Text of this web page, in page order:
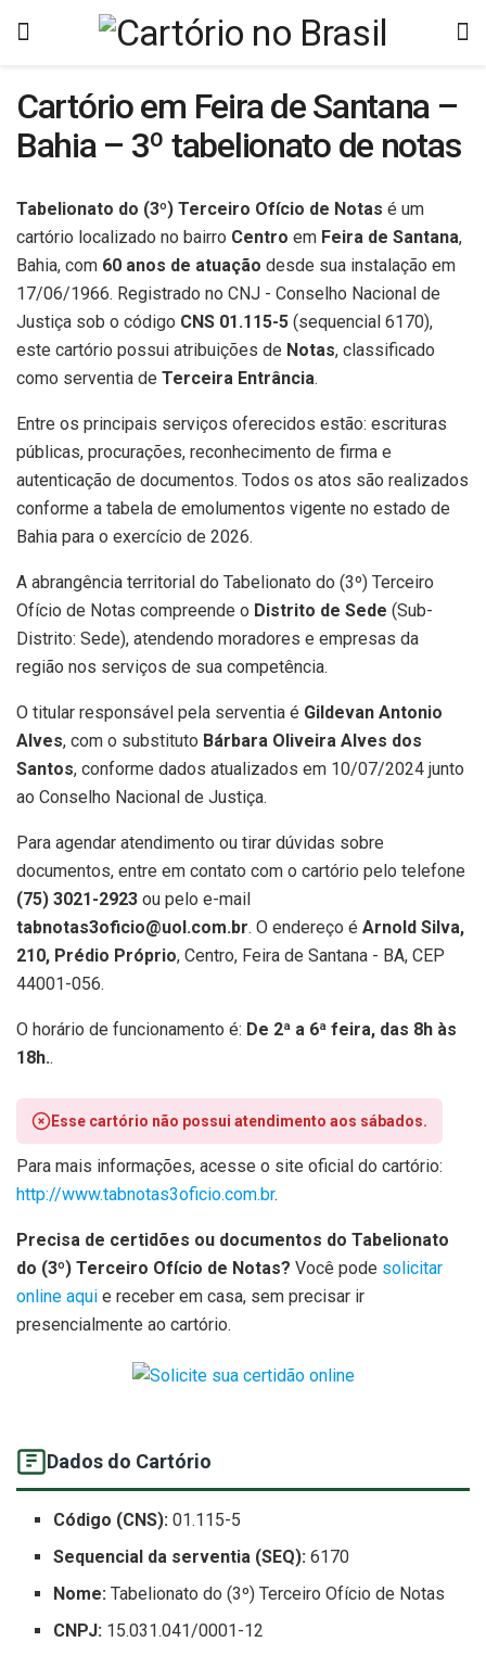
Cartório em Feira de Santana –
Bahia – 3º tabelionato de notas
Tabelionato do (3º) Terceiro Ofício de Notas é um
cartório localizado no bairro Centro em Feira de Santana,
Bahia, com 60 anos de atuação desde sua instalação em
17/06/1966. Registrado no CNJ - Conselho Nacional de
Justiça sob o código CNS 01.115-5 (sequencial 6170),
este cartório possui atribuições de Notas, classificado
como serventia de Terceira Entrância.
Entre os principais serviços oferecidos estão: escrituras
públicas, procurações, reconhecimento de firma e
autenticação de documentos. Todos os atos são realizados
conforme a tabela de emolumentos vigente no estado de
Bahia para o exercício de 2026.
A abrangência territorial do Tabelionato do (3º) Terceiro
Ofício de Notas compreende o Distrito de Sede (Sub-
Distrito: Sede), atendendo moradores e empresas da
região nos serviços de sua competência.
O titular responsável pela serventia é Gildevan Antonio
Alves, com o substituto Bárbara Oliveira Alves dos
Santos, conforme dados atualizados em 10/07/2024 junto
ao Conselho Nacional de Justiça.
Para agendar atendimento ou tirar dúvidas sobre
documentos, entre em contato com o cartório pelo telefone
(75) 3021-2923 ou pelo e-mail
tabnotas3oficio@uol.com.br. O endereço é Arnold Silva,
210, Prédio Próprio, Centro, Feira de Santana - BA, CEP
44001-056.
O horário de funcionamento é: De 2ª a 6ª feira, das 8h às
18h..
Esse cartório não possui atendimento aos sábados.
Para mais informações, acesse o site oficial do cartório:
http://www.tabnotas3oficio.com.br.
Precisa de certidões ou documentos do Tabelionato
do (3º) Terceiro Ofício de Notas? Você pode solicitar
online aqui e receber em casa, sem precisar ir
presencialmente ao cartório.
Dados do Cartório
Código (CNS): 01.115-5
Sequencial da serventia (SEQ): 6170
Nome: Tabelionato do (3º) Terceiro Ofício de Notas
CNPJ: 15.031.041/0001-12